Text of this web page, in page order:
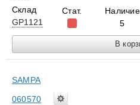
Склад
GP1121
Стат.
Наличие
5
SAMPA
060570